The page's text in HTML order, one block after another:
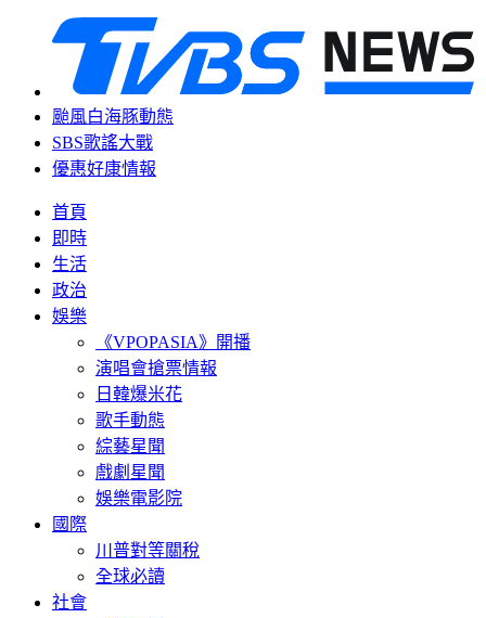
颱風白海豚動態
SBS歌謠大戰
優惠好康情報
首頁
即時
生活
政治
娛樂
《VPOPASIA》開播
演唱會搶票情報
日韓爆米花
歌手動態
綜藝星聞
戲劇星聞
娛樂電影院
國際
川普對等關稅
全球必讀
社會